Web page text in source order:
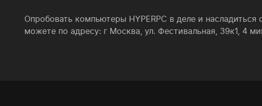
Опробовать компьютеры HYPERPC в деле и
можете по адресу: г Москва, ул. Фестивальная, 39к1, 4